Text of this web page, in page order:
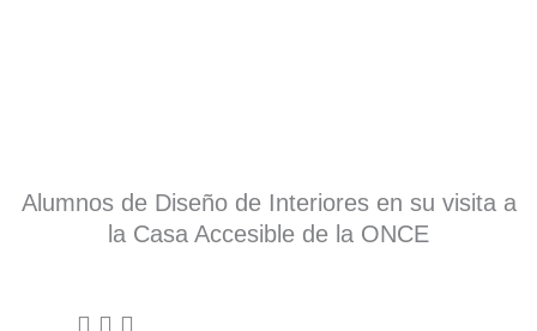
Alumnos de Diseño de Interiores en su visita a
la Casa Accesible de la ONCE